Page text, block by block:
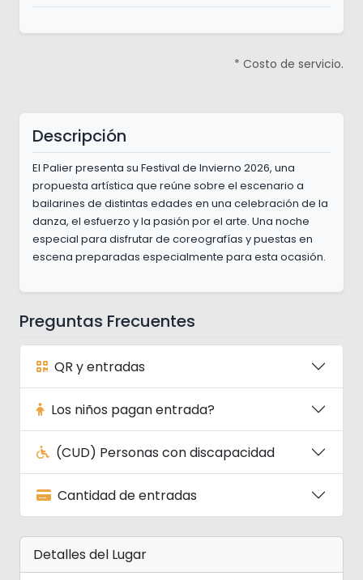
* Costo de servicio.
Descripción
El Palier presenta su Festival de Invierno 2026, una
propuesta artística que reúne sobre el escenario a
bailarines de distintas edades en una celebración de la
danza, el esfuerzo y la pasión por el arte. Una noche
especial para disfrutar de coreografías y puestas en
escena preparadas especialmente para esta ocasión.
Preguntas Frecuentes
QR y entradas
Los niños pagan entrada?
(CUD) Personas con discapacidad
Cantidad de entradas
Detalles del Lugar